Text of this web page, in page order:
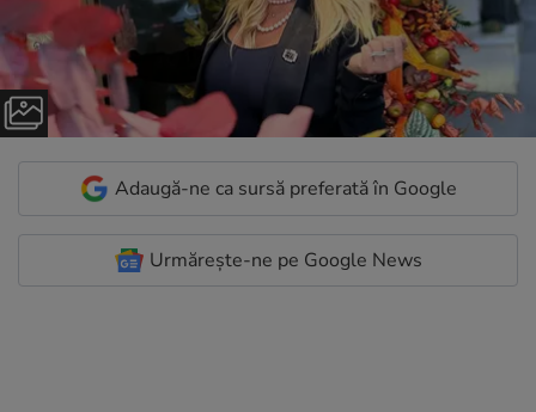
Adaugă-ne ca sursă preferată în Google
Urmărește-ne pe Google News